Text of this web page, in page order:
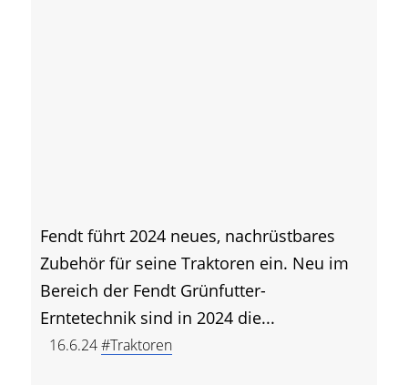
Fendt führt 2024 neues, nachrüstbares
Zubehör für seine Traktoren ein. Neu im
Bereich der Fendt Grünfutter-
Erntetechnik sind in 2024 die...
16.6.24#Traktoren